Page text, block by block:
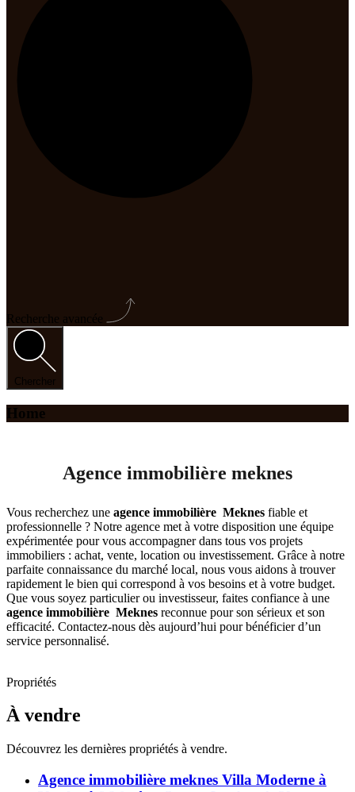
Recherche avancée
Chercher
Home
Agence immobilière meknes
Vous recherchez une agence immobilière Meknes fiable et
professionnelle ? Notre agence met à votre disposition une équipe
expérimentée pour vous accompagner dans tous vos projets
immobiliers : achat, vente, location ou investissement. Grâce à notre
parfaite connaissance du marché local, nous vous aidons à trouver
rapidement le bien qui correspond à vos besoins et à votre budget.
Que vous soyez particulier ou investisseur, faites confiance à une
agence immobilière Meknes reconnue pour son sérieux et son
efficacité. Contactez-nous dès aujourd’hui pour bénéficier d’un
service personnalisé.
Propriétés
À vendre
Découvrez les dernières propriétés à vendre.
Agence immobilière meknes Villa Moderne à